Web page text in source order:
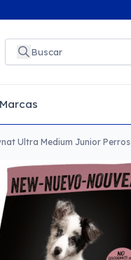
Marcas
Ultra Medium Junior Perros